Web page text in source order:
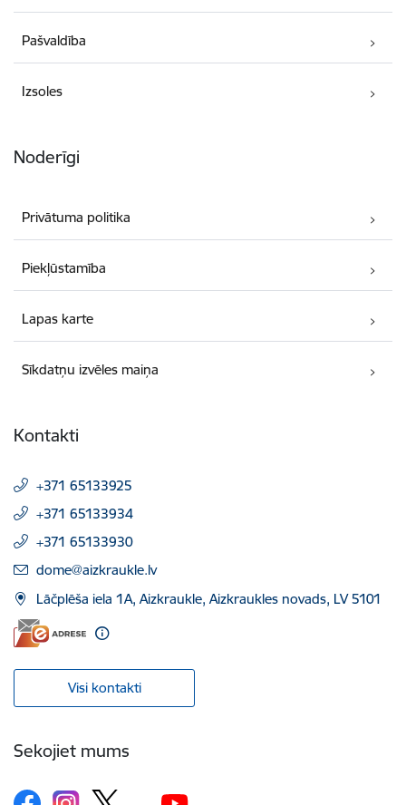
Pašvaldība
Izsoles
Noderīgi
Privātuma politika
Piekļūstamība
Lapas karte
Sīkdatņu izvēles maiņa
Kontakti
+371 65133925
+371 65133934
+371 65133930
E-pasts:
dome@aizkraukle.lv
Lāčplēša iela 1A, Aizkraukle, Aizkraukles novads, LV 5101
Visi kontakti
Sekojiet mums